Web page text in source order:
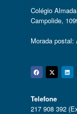
Colégio
Campolide,
Morada postal:
Telefone
217 908 392